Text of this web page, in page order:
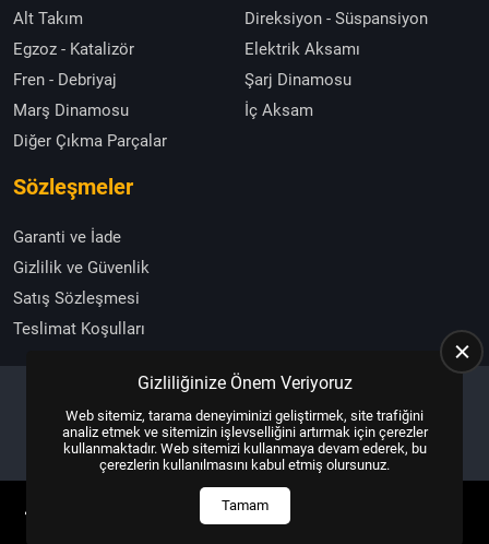
Alt Takım
Direksiyon - Süspansiyon
Egzoz - Katalizör
Elektrik Aksamı
Fren - Debriyaj
Şarj Dinamosu
Marş Dinamosu
İç Aksam
Diğer Çıkma Parçalar
Sözleşmeler
Garanti ve İade
Gizlilik ve Güvenlik
Satış Sözleşmesi
Teslimat Koşulları
Copyright © 2025, All Right ReservedUS YAZILIM
HEMEN ARA
Gizliliğinize Önem Veriyoruz
Web sitemiz, tarama deneyiminizi geliştirmek, site trafiğini
analiz etmek ve sitemizin işlevselliğini artırmak için çerezler
kullanmaktadır. Web sitemizi kullanmaya devam ederek, bu
çerezlerin kullanılmasını kabul etmiş olursunuz.
Tamam